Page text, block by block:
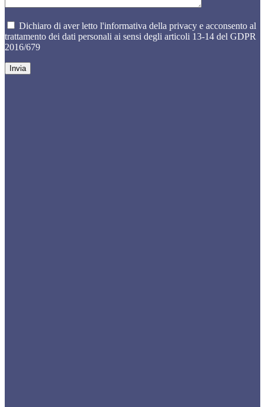
Dichiaro di aver letto l'informativa della privacy e acconsento al
trattamento dei dati personali ai sensi degli articoli 13-14 del GDPR
2016/679